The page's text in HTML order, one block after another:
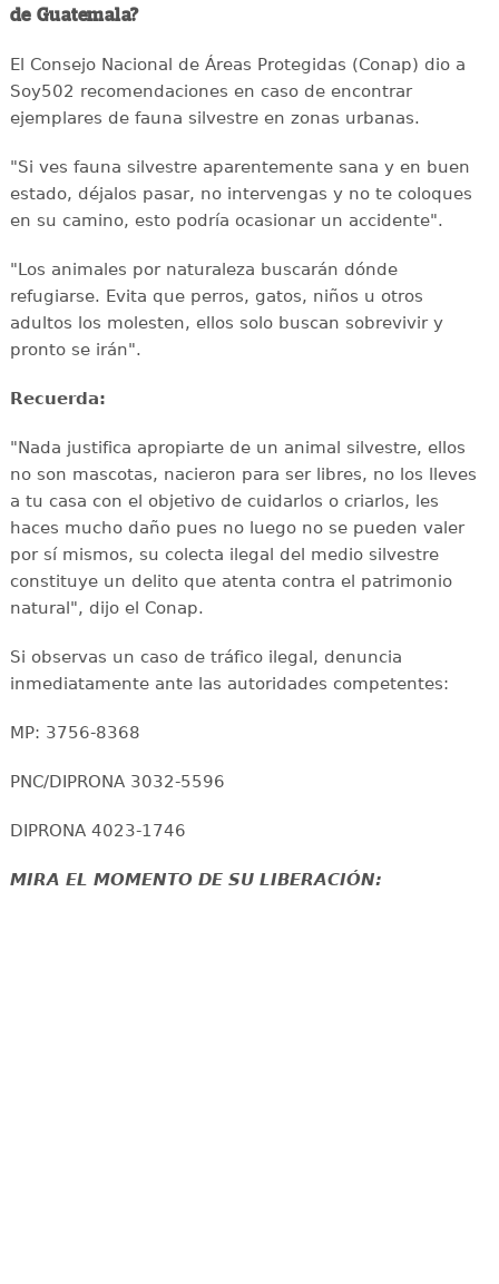
de Guatemala?
El Consejo Nacional de Áreas Protegidas (Conap) dio a
Soy502 recomendaciones en caso de encontrar
ejemplares de fauna silvestre en zonas urbanas.
"Si ves fauna silvestre aparentemente sana y en buen
estado, déjalos pasar, no intervengas y no te coloques
en su camino, esto podría ocasionar un accidente".
"Los animales por naturaleza buscarán dónde
refugiarse. Evita que perros, gatos, niños u otros
adultos los molesten, ellos solo buscan sobrevivir y
pronto se irán".
Recuerda:
"Nada justifica apropiarte de un animal silvestre, ellos
no son mascotas, nacieron para ser libres, no los lleves
a tu casa con el objetivo de cuidarlos o criarlos, les
haces mucho daño pues no luego no se pueden valer
por sí mismos, su colecta ilegal del medio silvestre
constituye un delito que atenta contra el patrimonio
natural", dijo el Conap.
Si observas un caso de tráfico ilegal, denuncia
inmediatamente ante las autoridades competentes:
MP: 3756-8368
PNC/DIPRONA 3032-5596
DIPRONA 4023-1746
MIRA EL MOMENTO DE SU LIBERACIÓN: